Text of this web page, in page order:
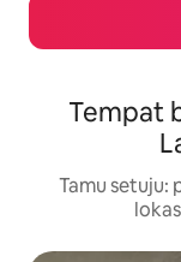
Tempat
Tamu setuju: